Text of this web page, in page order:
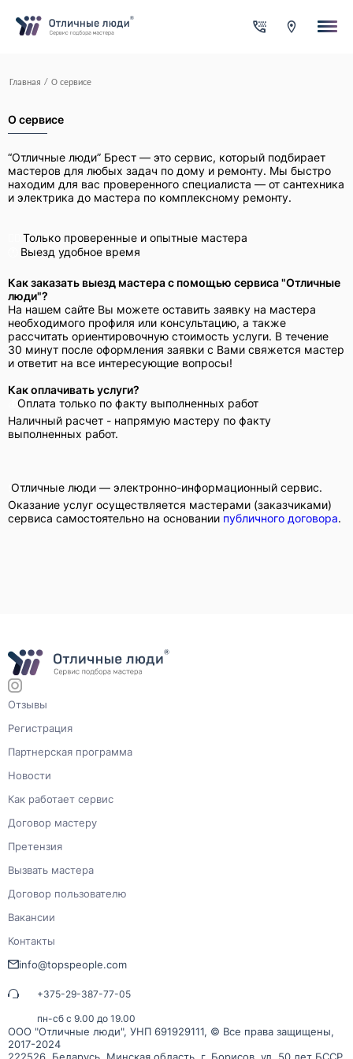
Главная / О сервисе
О сервисе
“Отличные люди” Брест — это сервис, который подбирает
мастеров для любых задач по дому и ремонту. Мы быстро
находим для вас проверенного специалиста — от сантехника
и электрика до мастера по комплексному ремонту.
Только проверенные и опытные мастера
Выезд удобное время
Как заказать выезд мастера с помощью сервиса "Отличные
люди"?
На нашем сайте Вы можете оставить заявку на мастера
необходимого профиля или консультацию, а также
рассчитать ориентировочную стоимость услуги. В течение
30 минут после оформления заявки с Вами свяжется мастер
и ответит на все интересующие вопросы!
Как оплачивать услуги?
Оплата только по факту выполненных работ
Наличный расчет - напрямую мастеру по факту
выполненных работ.
Отличные люди — электронно-информационный сервис.
Оказание услуг осуществляется мастерами (заказчиками)
сервиса самостоятельно на основании публичного договора.
За каждый оформленный заказ вы получаете Cash-back на
свой счет
меняться в зависимости от сложности работы
Имя*
Город*
Телефон*
Опишите задачу
Прикрепить фото (до 5 шт.)
(Подсказка: фото помогут мастеру
точнее оценить задачу)
Добавить фото
Заказать
ООО "Отличные люди", УНП 691929111, © Все права защищены,
2017-2024
222526, Беларусь, Минская область. г. Борисов, ул. 50 лет БССР,
Отзывы
Регистрация
Партнерская программа
Новости
Как работает сервис
Договор мастеру
Претензия
Вызвать мастера
Договор пользователю
Вакансии
Контакты
info@topspeople.com
+375-29-387-77-05
пн-сб с 9.00 до 19.00